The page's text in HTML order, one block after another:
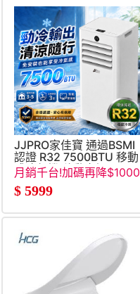
JJPRO家佳寶 通過BSMI
認證 R32 7500BTU 移動
式冷氣機 移動空調
(JPAC06)
月銷千台!加碼再降$1000
$ 5999